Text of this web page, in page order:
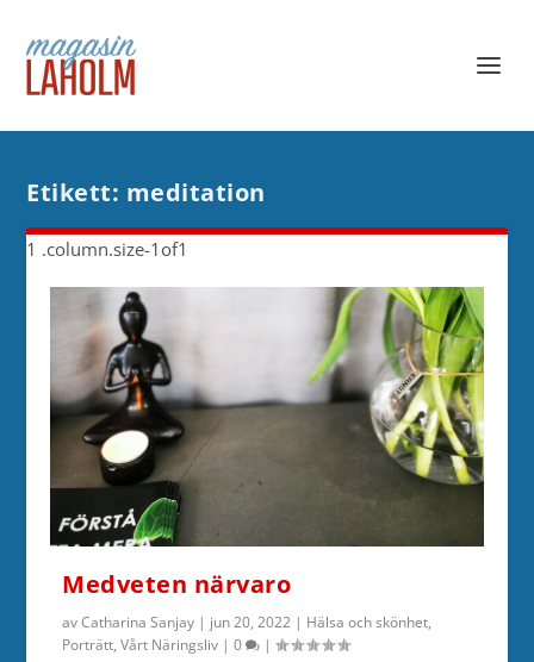
Etikett: meditation
Medveten närvaro
avCatharina Sanjay | jun 20, 2022 | Hälsa och skönhet,
Porträtt,Vårt Näringsliv |0 |